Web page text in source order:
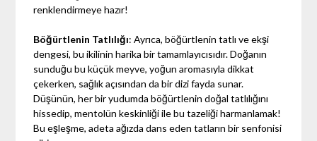
renklendirmeye hazır!
Böğürtlenin Tatlılığı: Ayrıca, böğürtlenin tatlı ve ekşi
dengesi, bu ikilinin harika bir tamamlayıcısıdır. Doğanın
sunduğu bu küçük meyve, yoğun aromasıyla dikkat
çekerken, sağlık açısından da bir dizi fayda sunar.
Düşünün, her bir yudumda böğürtlenin doğal tatlılığını
hissedip, mentolün keskinliği ile bu tazeliği harmanlamak!
Bu eşleşme, adeta ağızda dans eden tatların bir senfonisi